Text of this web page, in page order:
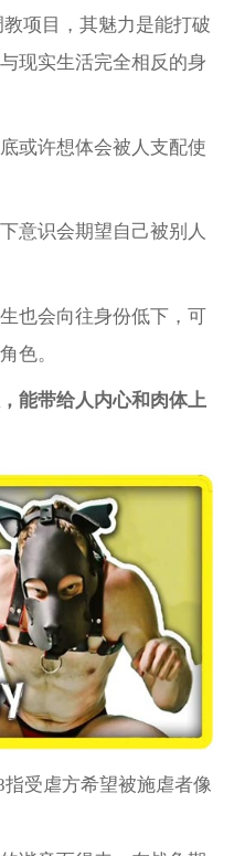
项目，其魅力是能打破
现实生活完全相反的身
或许想体会被人支配使
意识会期望自己被别人
也会向往身份低下，可
色。
能带给人内心和肉体上
受虐方希望被施虐者像